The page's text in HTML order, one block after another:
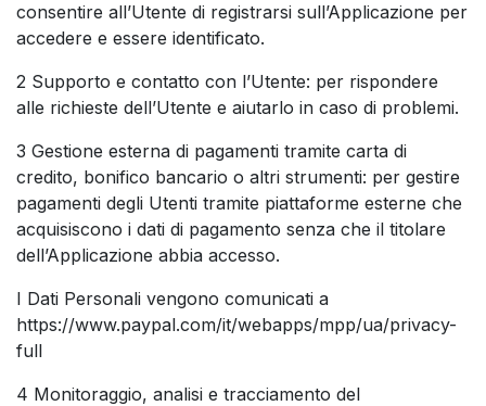
consentire all’Utente di registrarsi sull’Applicazione per
accedere e essere identificato.
2 Supporto e contatto con l’Utente: per rispondere
alle richieste dell’Utente e aiutarlo in caso di problemi.
3 Gestione esterna di pagamenti tramite carta di
credito, bonifico bancario o altri strumenti: per gestire
pagamenti degli Utenti tramite piattaforme esterne che
acquisiscono i dati di pagamento senza che il titolare
dell’Applicazione abbia accesso.
I Dati Personali vengono comunicati a
https://www.paypal.com/it/webapps/mpp/ua/privacy-
full
4 Monitoraggio, analisi e tracciamento del